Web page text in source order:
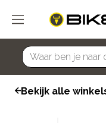
home
Bekijk alle